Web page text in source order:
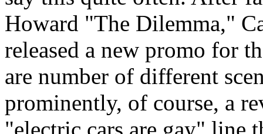
Howard "The Dilemma,"
released a new promo for
are number of different
prominently, of course, a
"electric cars are gay" line